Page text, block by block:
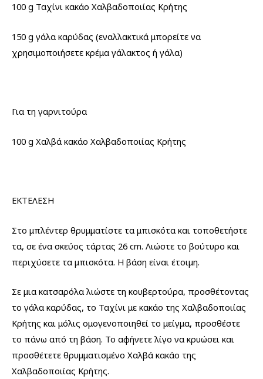
100 g Ταχίνι κακάο Χαλβαδοποιίας Κρήτης
150 g γάλα καρύδας (εναλλακτικά μπορείτε να
χρησιμοποιήσετε κρέμα γάλακτος ή γάλα)
Για τη γαρνιτούρα
100 g Χαλβά κακάο Χαλβαδοποιίας Κρήτης
ΕΚΤΕΛΕΣΗ
Στο μπλέντερ θρυμματίστε τα μπισκότα και τοποθετήστε
τα, σε ένα σκεύος τάρτας 26 cm. Λιώστε το βούτυρο και
περιχύσετε τα μπισκότα. Η βάση είναι έτοιμη.
Σε μια κατσαρόλα λιώστε τη κουβερτούρα, προσθέτοντας
το γάλα καρύδας, το Ταχίνι με κακάο της Χαλβαδοποιίας
Κρήτης και μόλις ομογενοποιηθεί το μείγμα, προσθέστε
το πάνω από τη βάση. Το αφήνετε λίγο να κρυώσει και
προσθέτετε θρυμματισμένο Χαλβά κακάο της
Χαλβαδοποιίας Κρήτης.